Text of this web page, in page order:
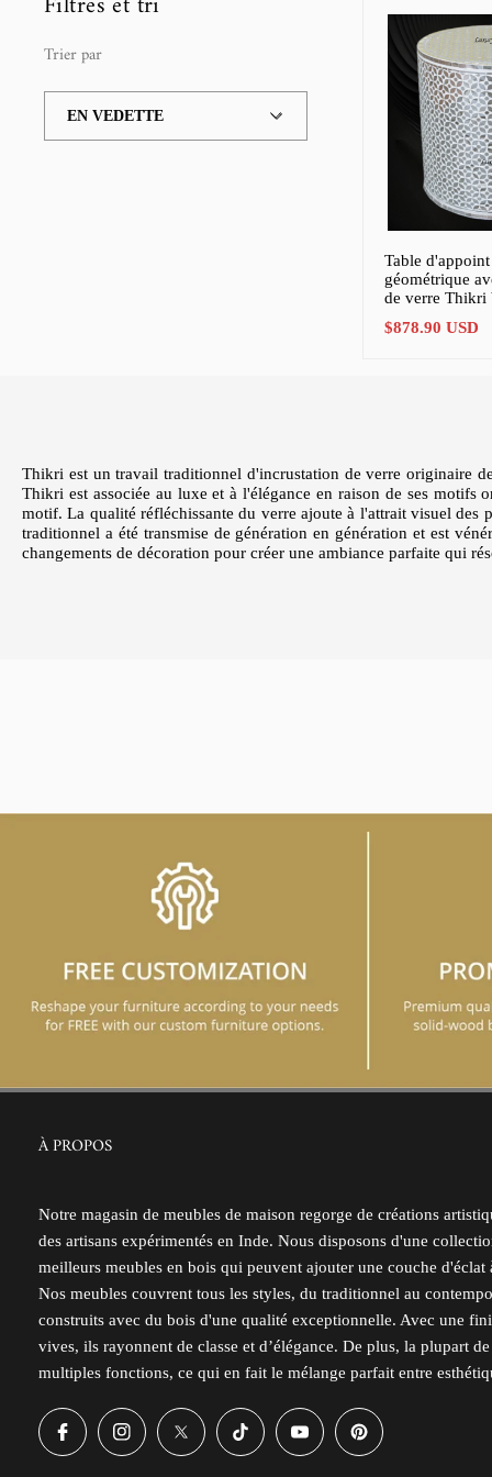
Trier par
Table
géométrique
de verre Thikri
Prix
$878.90 USD
Thikri est un travail traditionnel d'incrustation de verre originaire
Thikri est associée au luxe et à l'élégance en raison de ses motifs
motif. La qualité réfléchissante du verre ajoute à l'attrait visuel des
traditionnel a été transmise de génération en génération et est
changements de décoration pour créer une ambiance parfaite qui
À PROPOS
Notre magasin de meubles de maison regorge de créations
des artisans expérimentés en Inde. Nous disposons d'une
meilleurs meubles en bois qui peuvent ajouter une couche
Nos meubles couvrent tous les styles, du traditionnel au
construits avec du bois d'une qualité exceptionnelle. Avec une
vives, ils rayonnent de classe et d’élégance. De plus, la plupart
multiples fonctions, ce qui en fait le mélange parfait entre